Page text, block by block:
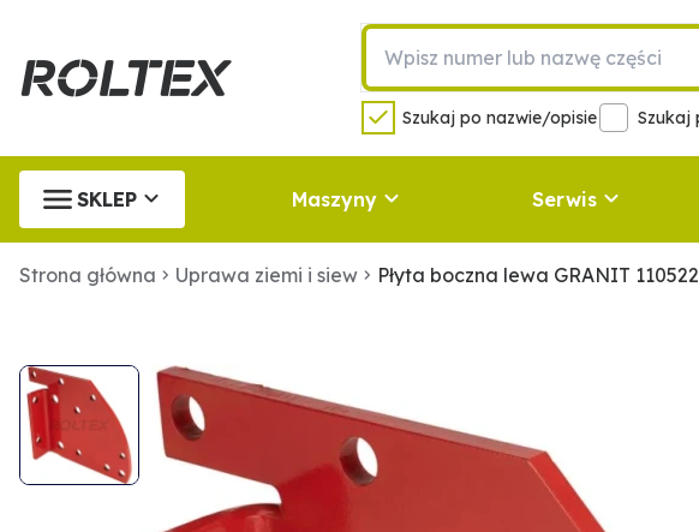
Szukaj po nazwie/opisie Szukaj
SKLEP Maszyny Serwis
Strona główna Uprawa ziemi i siew Płyta boczna lewa GRANIT